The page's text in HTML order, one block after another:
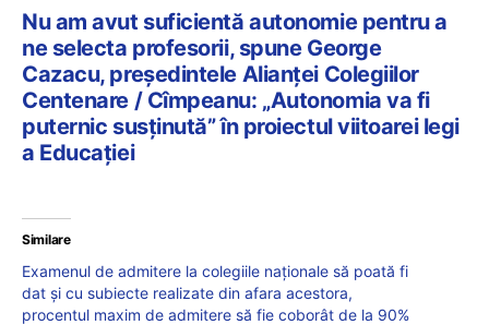
Nu am avut suficientă autonomie pentru a
ne selecta profesorii, spune George
Cazacu, președintele Alianței Colegiilor
Centenare / Cîmpeanu: „Autonomia va fi
puternic susținută” în proiectul viitoarei legi
a Educației
Similare
Examenul de admitere la colegiile naționale să poată fi
dat și cu subiecte realizate din afara acestora,
procentul maxim de admitere să fie coborât de la 90%